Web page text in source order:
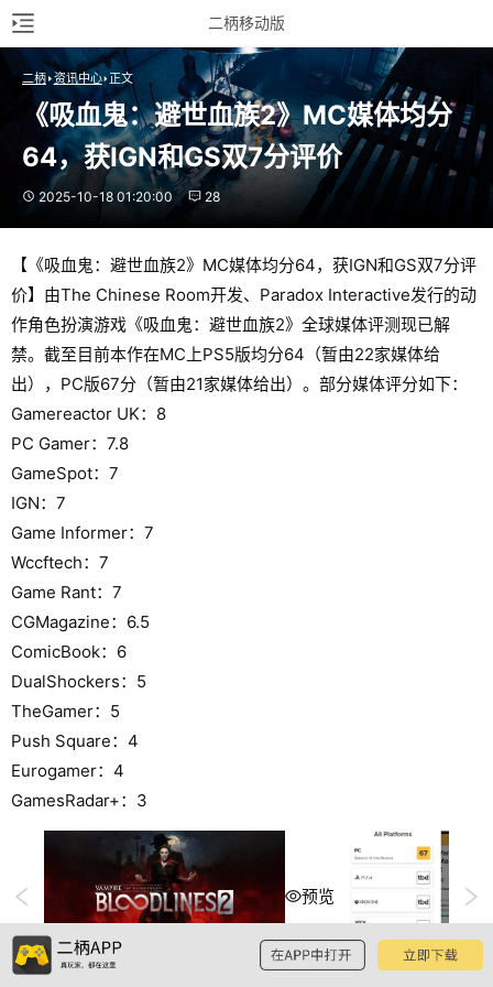
二柄移动版
二柄 资讯中心 正文
《吸血鬼：避世血族2》MC媒体均分
64，获IGN和GS双7分评价
2025-10-18 01:20:00 28
【《吸血鬼：避世血族2》MC媒体均分64，获IGN和GS双7分评
价】由The Chinese Room开发、Paradox Interactive发行的动
作角色扮演游戏《吸血鬼：避世血族2》全球媒体评测现已解
禁。截至目前本作在MC上PS5版均分64（暂由22家媒体给
出），PC版67分（暂由21家媒体给出）。部分媒体评分如下：
Gamereactor UK：8
PC Gamer：7.8
GameSpot：7
IGN：7
Game Informer：7
Wccftech：7
Game Rant：7
CGMagazine：6.5
ComicBook：6
DualShockers：5
TheGamer：5
Push Square：4
Eurogamer：4
GamesRadar+：3
预览